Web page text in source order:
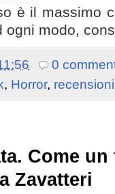
è il massimo
ogni modo,
0
, Horror, recensioni
Come
Zavatteri